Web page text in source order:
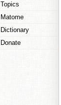
Topics
Matome
Dictionary
Donate